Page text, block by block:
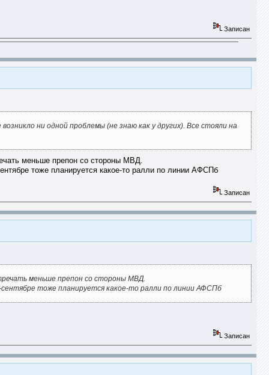
Записан
ни одной проблемы (не знаю как у других). Все стояли на
меньше препон со стороны МВД.
тоже планируется какое-то ралли по линии АФСПб
Записан
меньше препон со стороны МВД.
сентябре тоже планируется какое-то ралли по линии АФСПб
Записан